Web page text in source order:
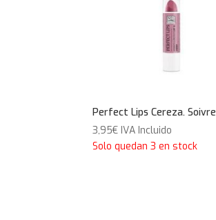
Perfect Lips Cereza. Soivre
3,95€ IVA Incluido
Solo quedan 3 en stock